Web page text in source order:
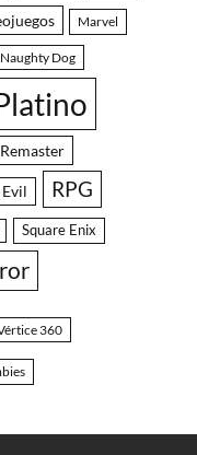
Marvel
Naughty Dog
Remaster
RPG
Square Enix
360